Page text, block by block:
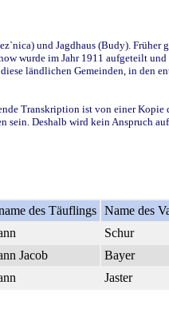
und Jagdhaus (Budy). Früher
wurde im Jahr 1911 aufgeteilt
ländlichen Gemeinden, in den
Transkription ist von einer
Deshalb wird kein Anspruch
des Täuflings Name des
Schur
Jacob Bayer
Jaster